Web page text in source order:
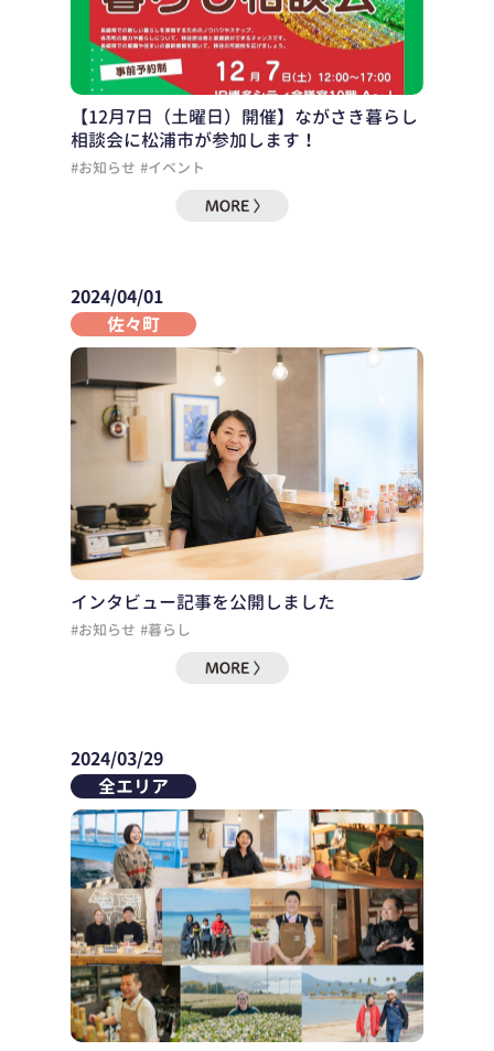
【12月7日（土曜日）開催】ながさき暮らし
相談会に松浦市が参加します！
#お知らせ #イベント
2024/04/01
佐々町
インタビュー記事を公開しました
#お知らせ #暮らし
2024/03/29
全エリア